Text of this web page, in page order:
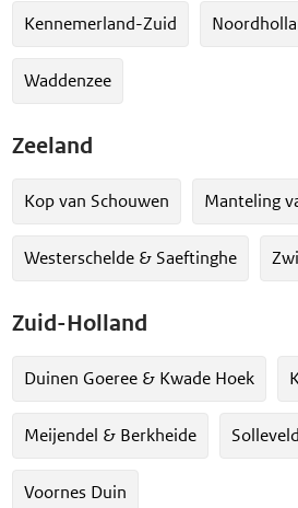
Kennemerland-Zuid
Waddenzee
Zeeland
Kop van Schouwen Manteling
Westerschelde & Saeftinghe
Zuid-Holland
Duinen Goeree & Kwade Hoek
Meijendel & Berkheide
Voornes Duin